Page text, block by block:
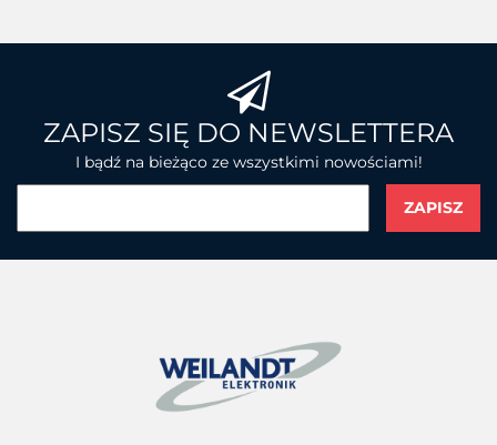
ZAPISZ SIĘ DO NEWSLETTERA
I bądź na bieżąco ze wszystkimi nowościami!